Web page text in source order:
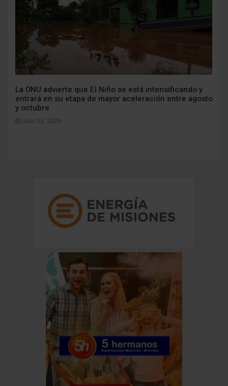
La ONU advierte que El Niño se está intensificando y
entrará en su etapa de mayor aceleración entre agosto
y octubre
Julio 31, 2026